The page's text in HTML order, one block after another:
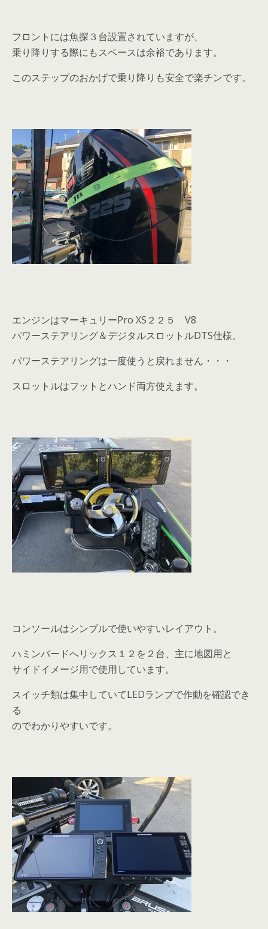
フロントには魚探３台設置されていますが、
乗り降りする際にもスペースは余裕であります。
このステップのおかげで乗り降りも安全で楽チンです。
エンジンはマーキュリーPro XS２２５ V8
パワーステアリング＆デジタルスロットルDTS仕様。
パワーステアリングは一度使うと戻れません・・・
スロットルはフットとハンド両方使えます。
コンソールはシンプルで使いやすいレイアウト。
ハミンバードへリックス１２を２台、主に地図用と
サイドイメージ用で使用しています。
スイッチ類は集中していてLEDランプで作動を確認でき
る
のでわかりやすいです。